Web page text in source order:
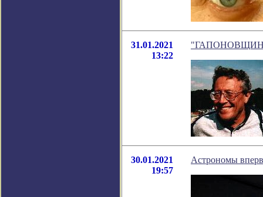
31.01.2021
13:22
"ГАПОНОВЩИНА."
30.01.2021
19:57
Астрономы